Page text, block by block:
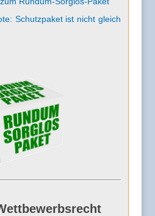
Schutzpaket ist nicht gleich